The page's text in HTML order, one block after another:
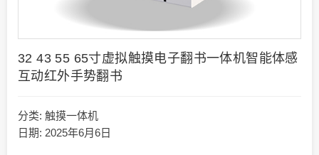
32 43 55 65寸虚拟触摸电子翻书一体机智能体感
互动红外手势翻书
分类: 触摸一体机
日期: 2025年6月6日